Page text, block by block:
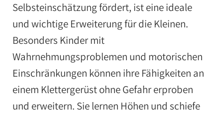
Selbsteinschätzung fördert, ist eine ideale
und wichtige Erweiterung für die Kleinen.
Besonders Kinder mit
Wahrnehmungsproblemen und motorischen
Einschränkungen können ihre Fähigkeiten an
einem Klettergerüst ohne Gefahr erproben
und erweitern. Sie lernen Höhen und schiefe